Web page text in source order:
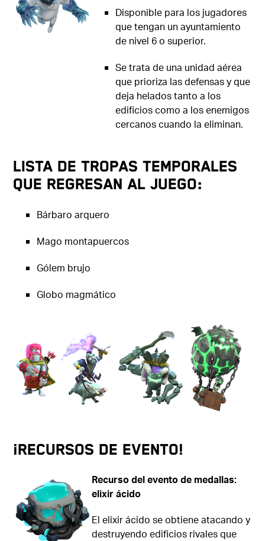
Disponible para los jugadores
que tengan un ayuntamiento
de nivel 6 o superior.
Se trata de una unidad aérea
que prioriza las defensas y que
deja helados tanto a los
edificios como a los enemigos
cercanos cuando la eliminan.
Lista de tropas temporales
que regresan al juego:
Bárbaro arquero
Mago montapuercos
Gólem brujo
Globo magmático
¡Recursos de evento!
Recurso del evento de medallas:
elixir ácido
El elixir ácido se obtiene atacando y
destruyendo edificios rivales que